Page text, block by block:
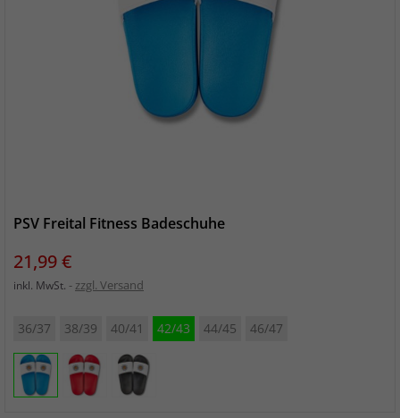
PSV Freital Fitness Badeschuhe
Preis
21,99 €
inkl. MwSt. zzgl. Versand
36/37 38/39 40/41 42/43 44/45 46/47